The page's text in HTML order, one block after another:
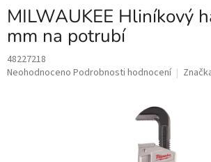
MILWAUKEE Hliníkový
mm na potrubí
48227218
Průměrné
Neohodnoceno Podrobnosti hodnocení